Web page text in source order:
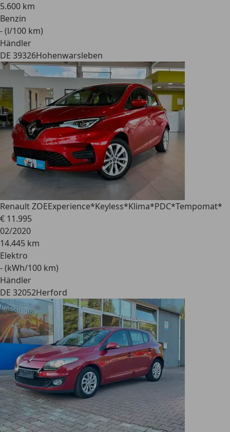
5.600 km
Benzin
- (l/100 km)
Händler
DE 39326Hohenwarsleben
Renault ZOEExperience*Keyless*Klima*PDC*Tempomat*
€ 11.995
02/2020
14.445 km
Elektro
- (kWh/100 km)
Händler
DE 32052Herford